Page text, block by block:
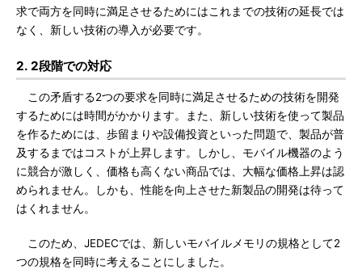
求で両方を同時に満足させるためにはこれまでの技術の延長では
なく、新しい技術の導入が必要です。
2. 2段階での対応
この矛盾する2つの要求を同時に満足させるための技術を開発
するためには時間がかかります。また、新しい技術を使って製品
を作るためには、歩留まりや設備投資といった問題で、製品が普
及するまではコストが上昇します。しかし、モバイル機器のよう
に競合が激しく、価格も高くない商品では、大幅な価格上昇は認
められません。しかも、性能を向上させた新製品の開発は待って
はくれません。
このため、JEDECでは、新しいモバイルメモリの規格として2
つの規格を同時に考えることにしました。